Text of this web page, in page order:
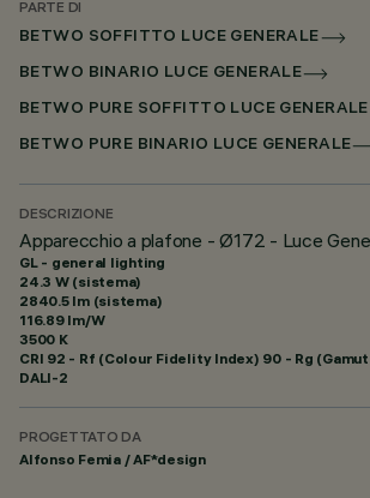
PARTE DI
BETWO SOFFITTO LUCE GENERALE
BETWO BINARIO LUCE GENERALE
BETWO PURE SOFFITTO LUCE GENERALE
BETWO PURE BINARIO LUCE GENERALE
DESCRIZIONE
Apparecchio a plafone - Ø172 - Luce
GL - general lighting
24.3 W (sistema)
2840.5 lm (sistema)
116.89 lm/W
3500 K
CRI 92 - Rf (Colour Fidelity Index) 90 - Rg
DALI-2
PROGETTATO DA
Alfonso Femia / AF*design